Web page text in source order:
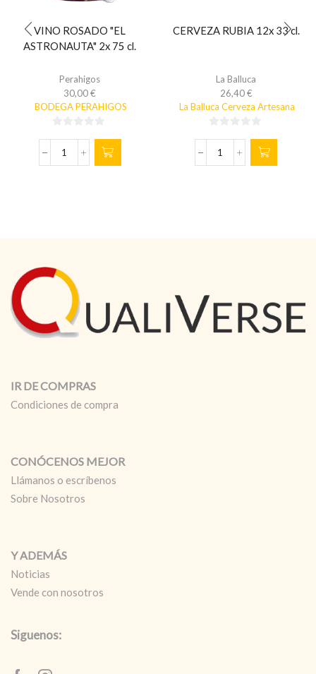
VINO ROSADO "EL
ASTRONAUTA" 2x 75 cl.
Perahigos
30,00€
BODEGA PERAHIGOS
de
5
VINO
CERVEZA RUBIA 12x 33 cl.
La Balluca
26,40€
La Balluca Cerveza Artesana
de
5
CERVEZA
IR DE COMPRAS
Condiciones de compra
CONÓCENOS MEJOR
Llámanos o escríbenos
Sobre Nosotros
Y ADEMÁS
Noticias
Vende con nosotros
Siguenos: